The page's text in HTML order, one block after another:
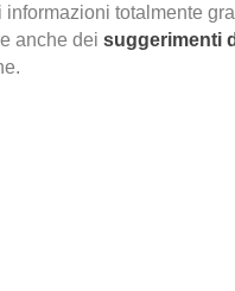
totalmente
anche dei suggerimenti